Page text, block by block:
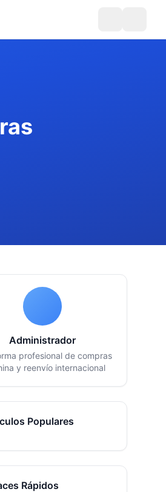
Administrador
profesional de compras
y reenvío internacional
Populares
Rápidos